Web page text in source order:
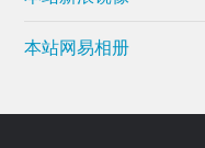
本站网易相册